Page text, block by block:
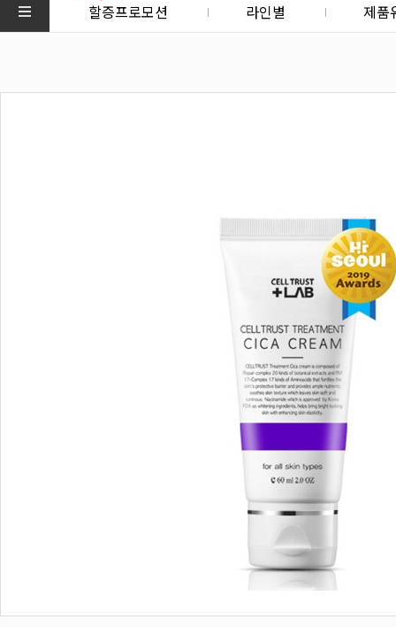
할증프로모션 라인별 제품